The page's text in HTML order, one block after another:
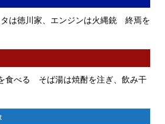
は徳川家、エンジンは火縄銃 終焉を
食べる そば湯は焼酎を注ぎ、飲み干